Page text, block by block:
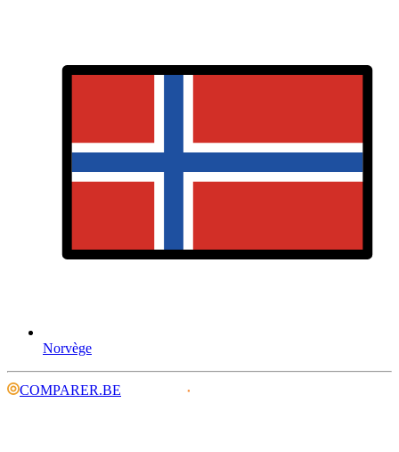
Norvège
COMPARER.BE